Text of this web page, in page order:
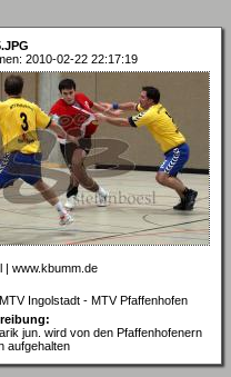
2010-02-22 22:17:19
| www.kbumm.de
Ingolstadt - MTV Pfaffenhofen
jun. wird von den Pfaffenhofenern
aufgehalten